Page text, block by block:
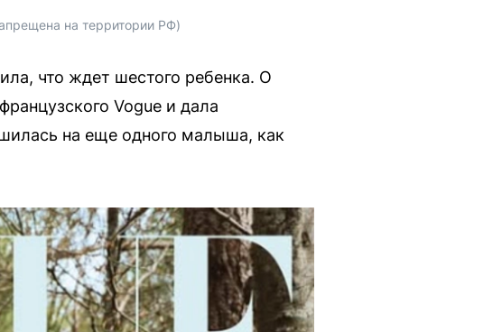
на территории РФ)
что ждет шестого ребенка. О
Vogue и дала
на еще одного малыша, как